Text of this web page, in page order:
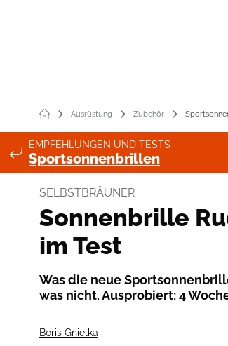
Ausrüstung Zubehör
EMPFEHLUNGEN UND TESTS
Sportsonnenbrillen
SELBSTBRÄUNER
Sonnenbrille
im Test
Was die neue
was nicht. Ausprobiert: 4
Boris Gnielka